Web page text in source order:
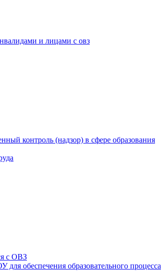
и лицами с овз
контроль (надзор) в сфере образования
с ОВЗ
обеспечения образовательного процесса